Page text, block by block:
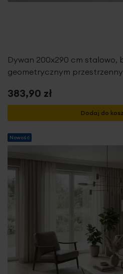
Dywan 200x290 cm stalowo,
geometrycznym
383,90 zł
Dodaj do
Nowość